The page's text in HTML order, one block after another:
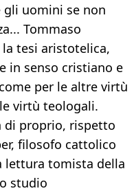
gli uomini se non
Tommaso
tesi aristotelica,
in senso cristiano e
per le altre virtù
virtù teologali.
di proprio, rispetto
filosofo cattolico
lettura tomista della
studio